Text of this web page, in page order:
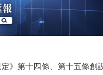
第十四條、第十五條創